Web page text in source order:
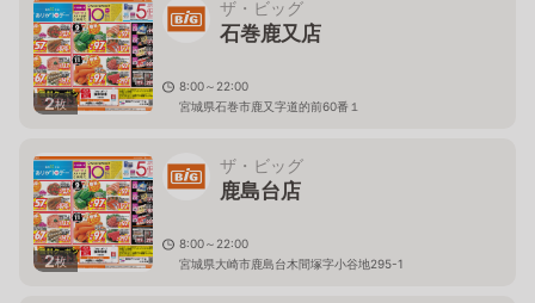
2枚
ザ・ビッグ
石巻鹿又店
8:00～22:00
宮城県石巻市鹿又字道的前60番１
2枚
ザ・ビッグ
鹿島台店
8:00～22:00
宮城県大崎市鹿島台木間塚字小谷地295-1